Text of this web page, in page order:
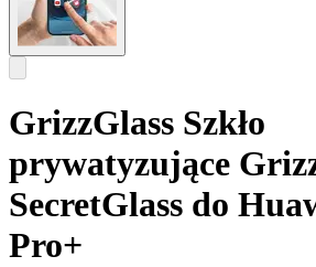
GrizzGlass Szkło
prywatyzujące
SecretGlass do
Pro+